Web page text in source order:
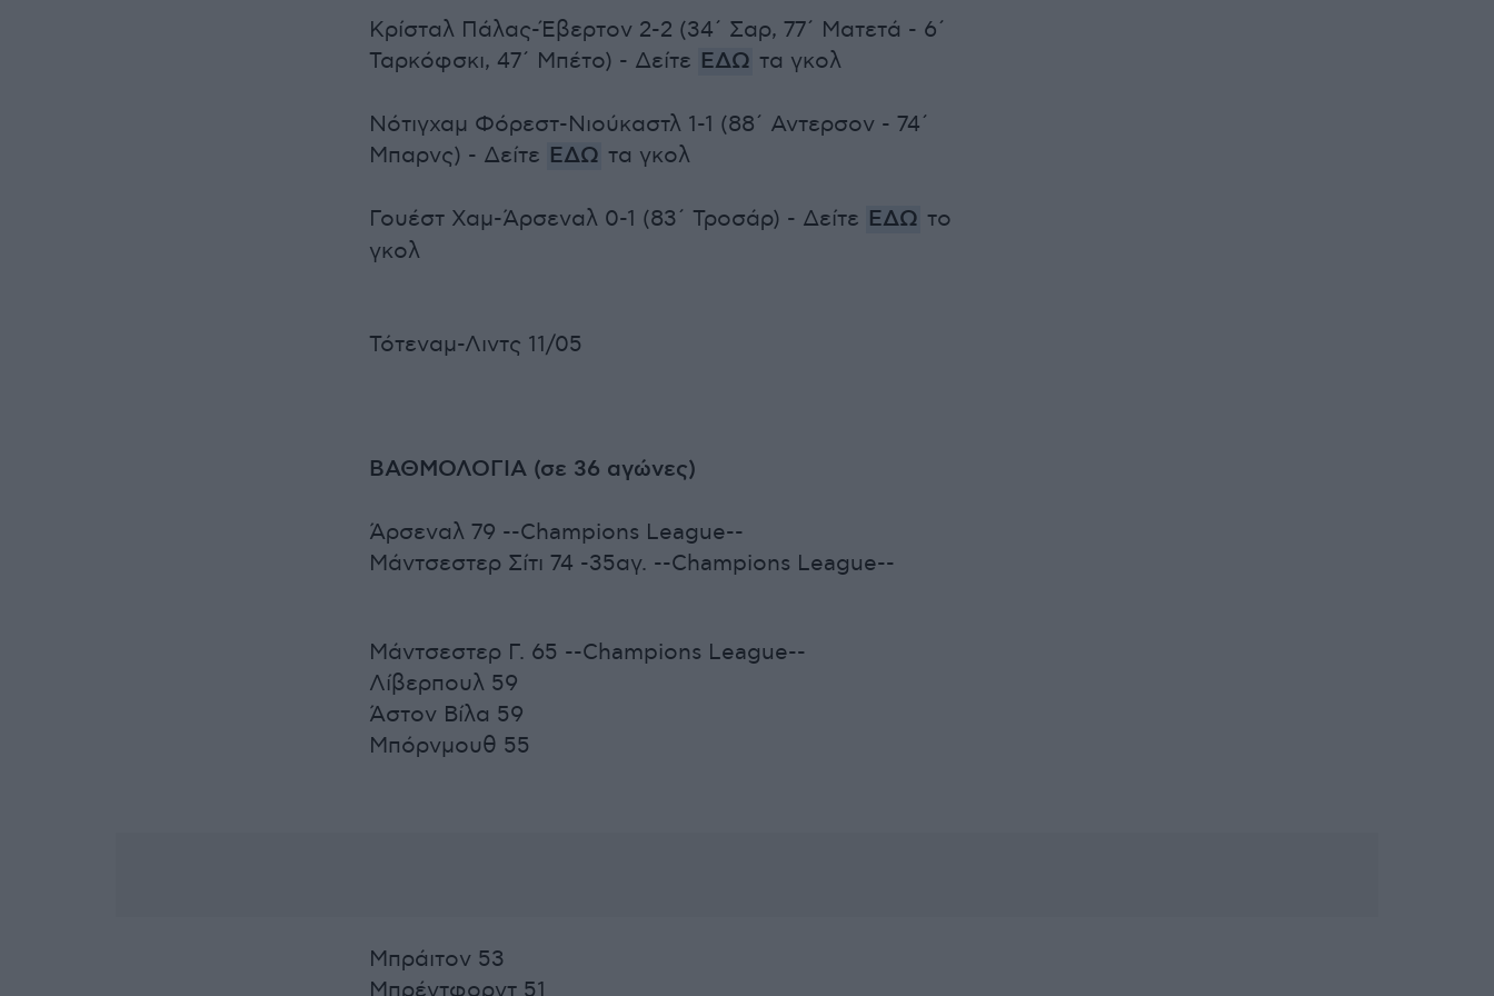
Κρίσταλ Πάλας-Έβερτον 2-2 (34΄ Σαρ, 77΄ Ματετά - 6΄
Ταρκόφσκι, 47΄ Μπέτο) - Δείτε ΕΔΩ τα γκολ
Νότιγχαμ Φόρεστ-Νιούκαστλ 1-1 (88΄ Αντερσον - 74΄
Μπαρνς) - Δείτε ΕΔΩ τα γκολ
Γουέστ Χαμ-Άρσεναλ 0-1 (83΄ Τροσάρ) - Δείτε ΕΔΩ το
γκολ
Τότεναμ-Λιντς 11/05
ΒΑΘΜΟΛΟΓΙΑ (σε 36 αγώνες)
Άρσεναλ 79 --Champions League--
Μάντσεστερ Σίτι 74 -35αγ. --Champions League--
Μάντσεστερ Γ. 65 --Champions League--
Λίβερπουλ 59
Άστον Βίλα 59
Μπόρνμουθ 55
Μπράιτον 53
Μπρέντφορντ 51